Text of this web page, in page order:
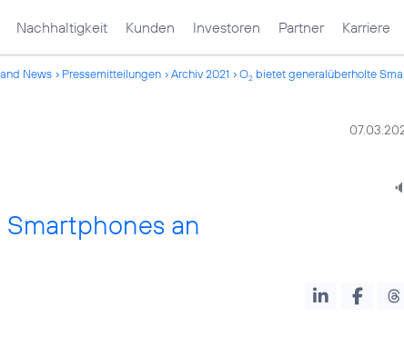
Nachhaltigkeit Kunden Investoren Partner Karriere
News Pressemitteilungen Archiv 2021 O2 bietet generalüberholte
an